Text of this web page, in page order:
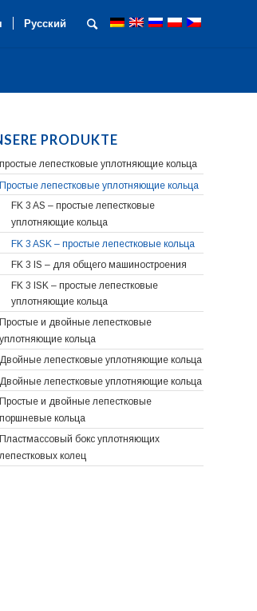
Русский
PRODUKTE
простые лепестковые уплотняющие кольца
Простые лепестковые уплотняющие кольца
FK 3 AS – простые лепестковые
уплотняющие кольца
FK 3 ASK – простые лeпестковые кольца
FK 3 IS – для общего машиностроения
FK 3 ISK – простые лепестковые
уплотняющие кольца
Простые и двойные лепестковые
уплотняющие кольца
Двойные лепестковые уплотняющие кольца
Двойные лепестковые уплотняющие кольца
Простые и двойные лепестковые
поршневые кольца
Пластмассовый бокс уплотняющих
лепестковых колец